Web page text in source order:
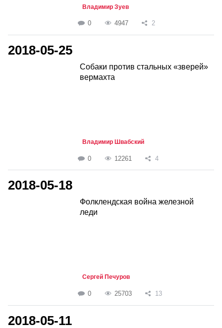
Владимир Зуев
0 4947 2
2018-05-25
Собаки против стальных «зверей»
вермахта
Владимир Швабский
0 12261 4
2018-05-18
Фолклендская война железной
леди
Сергей Печуров
0 25703 13
2018-05-11